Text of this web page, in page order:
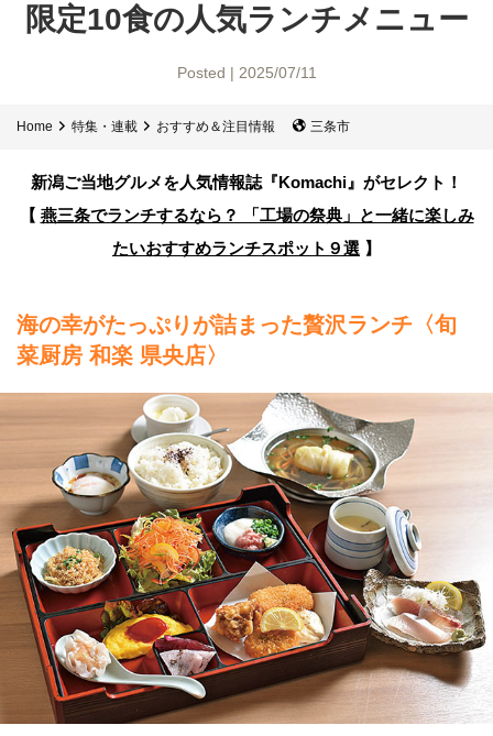
限定10食の人気ランチメニュー
Posted | 2025/07/11
Home 特集・連載 おすすめ＆注目情報 三条市
新潟ご当地グルメを人気情報誌 『Komachi』がセレクト！
【 燕三条でランチするなら？ 「工場の祭典」と一緒に楽しみ
たいおすすめランチスポット９選 】
海の幸がたっぷりが詰まった贅沢ランチ 〈旬
菜厨房 和楽 県央店〉